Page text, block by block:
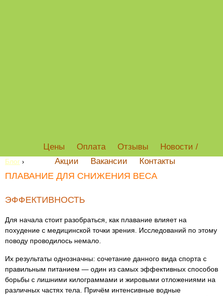
Цены Оплата Отзывы
Новости /
Акции
Вакансии Контакты
Блог ›
ПЛАВАНИЕ ДЛЯ СНИЖЕНИЯ ВЕСА
ЭФФЕКТИВНОСТЬ
Для начала стоит разобраться, как плавание влияет на
похудение с медицинской точки зрения. Исследований по этому
поводу проводилось немало.
Их результаты однозначны: сочетание данного вида спорта с
правильным питанием — один из самых эффективных способов
борьбы с лишними килограммами и жировыми отложениями на
различных частях тела. Причём интенсивные водные